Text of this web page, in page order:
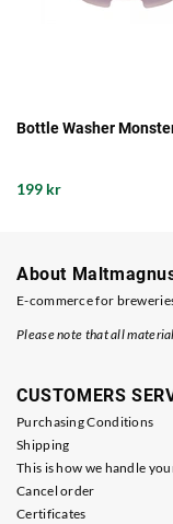
Bottle Washer
199 kr
About
E-commerce for
Please note that all
CUSTOMERS
Purchasing Conditions
Shipping
This is how we handle
Cancel order
Certificates